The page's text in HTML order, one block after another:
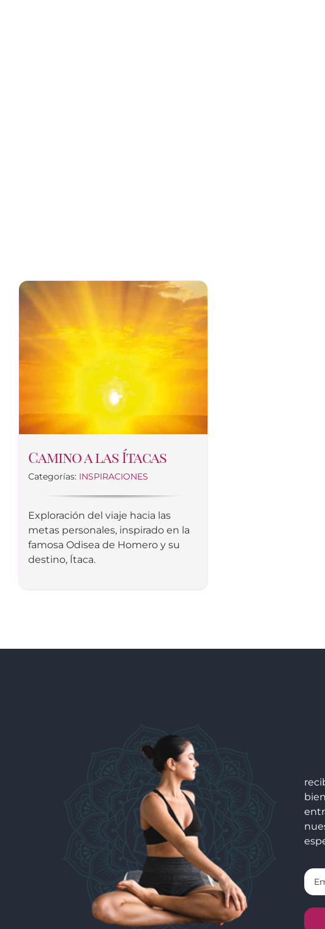
Camino a las Ítacas
Categorías: INSPIRACIONES
Exploración del viaje hacia las
metas personales, inspirado en la
famosa Odisea de Homero y su
destino, Ítaca.